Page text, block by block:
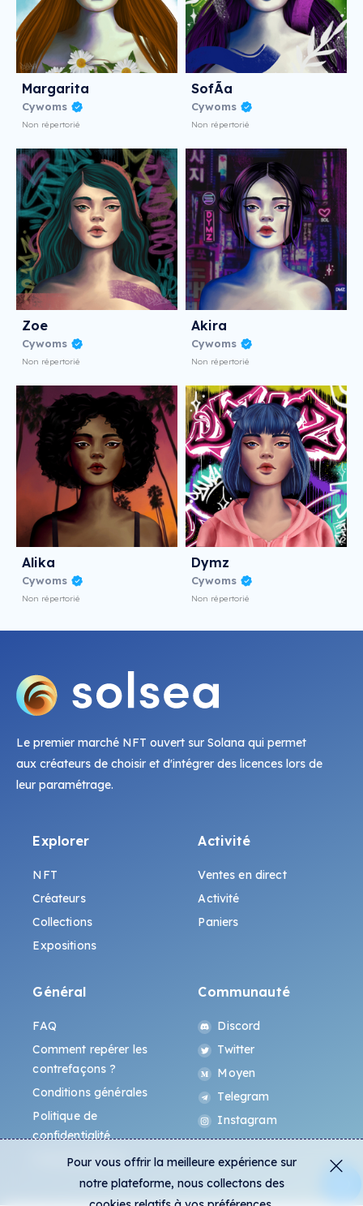
Margarita
Cywoms
Non répertorié
SofÃ­a
Cywoms
Non répertorié
Zoe
Cywoms
Non répertorié
Akira
Cywoms
Non répertorié
Alika
Cywoms
Non répertorié
Dymz
Cywoms
Non répertorié
Le premier marché NFT ouvert sur Solana qui permet
aux créateurs de choisir et d'intégrer des licences lors de
leur paramétrage.
Explorer
NFT
Créateurs
Collections
Expositions
Activité
Ventes en direct
Activité
Paniers
Général
FAQ
Comment repérer les
contrefaçons ?
Conditions générales
Politique de
confidentialité
Protocole All-Art
Communauté
Discord
Twitter
Moyen
Telegram
Instagram
Pour vous offrir la meilleure expérience sur
notre plateforme, nous collectons des